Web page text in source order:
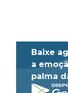
Baixe
a
palma